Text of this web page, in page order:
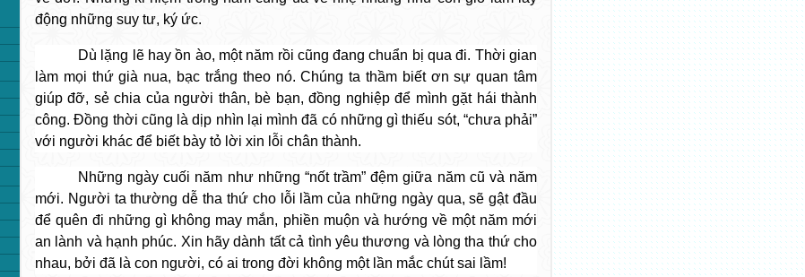
động những suy tư, ký ức.
Dù lặng lẽ hay ồn ào, một năm rồi cũng đang chuẩn bị qua đi. Thời gian
làm mọi thứ già nua, bạc trắng theo nó. Chúng ta thầm biết ơn sự quan tâm
giúp đỡ, sẻ chia của người thân, bè bạn, đồng nghiệp để mình gặt hái thành
công. Đồng thời cũng là dịp nhìn lại mình đã có những gì thiếu sót, “chưa phải”
với người khác để biết bày tỏ lời xin lỗi chân thành.
Những ngày cuối năm như những “nốt trầm” đệm giữa năm cũ và năm
mới. Người ta thường dễ tha thứ cho lỗi lầm của những ngày qua, sẽ gật đầu
để quên đi những gì không may mắn, phiền muộn và hướng về một năm mới
an lành và hạnh phúc. Xin hãy dành tất cả tình yêu thương và lòng tha thứ cho
nhau, bởi đã là con người, có ai trong đời không một lần mắc chút sai lầm!